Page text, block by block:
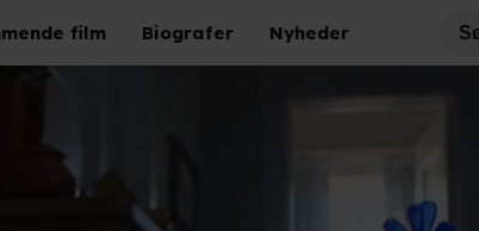
film Biografer Nyheder